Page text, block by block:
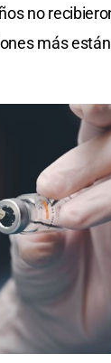
no
más